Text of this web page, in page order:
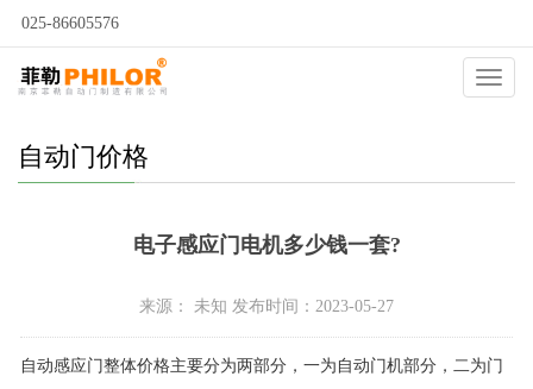
025-86605576
自动门
自动门价格
电子感应门电机多少钱一套?
来源： 未知 发布时间：2023-05-27
自动感应门整体价格主要分为两部分，一为自动门机部分，二为门